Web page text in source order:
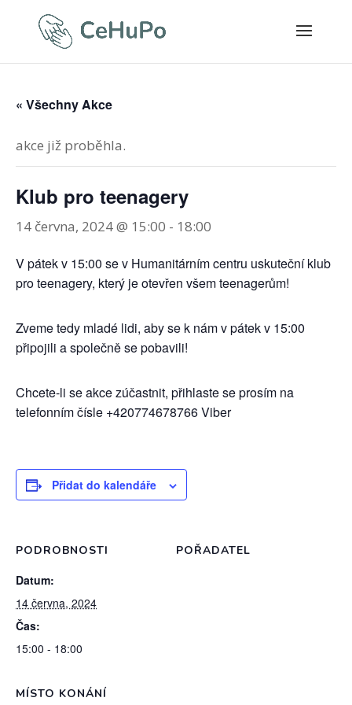
« Všechny Akce
akce již proběhla.
Klub pro teenagery
14 června, 2024 @ 15:00 - 18:00
V pátek v 15:00 se v Humanitárním centru uskuteční klub
pro teenagery, který je otevřen všem teenagerům!
Zveme tedy mladé lidi, aby se k nám v pátek v 15:00
připojili a společně se pobavili!
Chcete-li se akce zúčastnit, přihlaste se prosím na
telefonním čísle +420774678766 Viber
Přidat do kalendáře
PODROBNOSTI
Datum:
14 června, 2024
Čas:
15:00 - 18:00
POŘADATEL
MÍSTO KONÁNÍ